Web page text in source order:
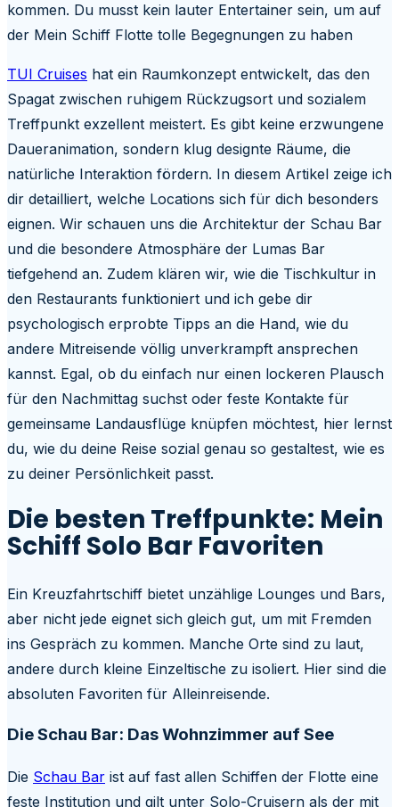
kommen. Du musst kein lauter Entertainer sein, um auf
der Mein Schiff Flotte tolle Begegnungen zu haben
TUI Cruises hat ein Raumkonzept entwickelt, das den
Spagat zwischen ruhigem Rückzugsort und sozialem
Treffpunkt exzellent meistert. Es gibt keine erzwungene
Daueranimation, sondern klug designte Räume, die
natürliche Interaktion fördern. In diesem Artikel zeige ich
dir detailliert, welche Locations sich für dich besonders
eignen. Wir schauen uns die Architektur der Schau Bar
und die besondere Atmosphäre der Lumas Bar
tiefgehend an. Zudem klären wir, wie die Tischkultur in
den Restaurants funktioniert und ich gebe dir
psychologisch erprobte Tipps an die Hand, wie du
andere Mitreisende völlig unverkrampft ansprechen
kannst. Egal, ob du einfach nur einen lockeren Plausch
für den Nachmittag suchst oder feste Kontakte für
gemeinsame Landausflüge knüpfen möchtest, hier lernst
du, wie du deine Reise sozial genau so gestaltest, wie es
zu deiner Persönlichkeit passt.
Die besten Treffpunkte: Mein
Schiff Solo Bar Favoriten
Ein Kreuzfahrtschiff bietet unzählige Lounges und Bars,
aber nicht jede eignet sich gleich gut, um mit Fremden
ins Gespräch zu kommen. Manche Orte sind zu laut,
andere durch kleine Einzeltische zu isoliert. Hier sind die
absoluten Favoriten für Alleinreisende.
Die Schau Bar: Das Wohnzimmer auf See
Die Schau Bar ist auf fast allen Schiffen der Flotte eine
feste Institution und gilt unter Solo-Cruisern als der mit